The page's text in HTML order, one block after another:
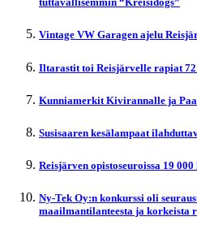
Vintage VW Garagen ajelu
Iltarastit toi Reisjärvelle rapiat 72
Kunniamerkit Kivirannalle ja
Susisaaren kesälampaat
Reisjärven opistoseuroissa 19
Ny-Tek Oy:n konkurssi oli
maailmantilanteesta ja korkeista